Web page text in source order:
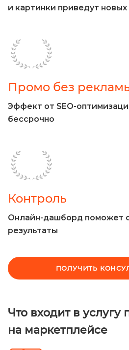
и картинки приведут
Промо без
Эффект от SEO-
бессрочно
Контроль
Онлайн-дашборд поможет
результаты
ПОЛУЧИТЬ
Что входит в
на маркетплейсе